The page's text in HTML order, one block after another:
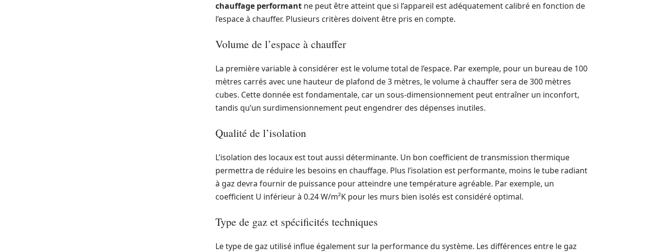
chauffage performant ne peut être atteint que si l’appareil est adéquatement calibré en fonction de
l’espace à chauffer. Plusieurs critères doivent être pris en compte.
Volume de l’espace à chauffer
La première variable à considérer est le volume total de l’espace. Par exemple, pour un bureau de 100
mètres carrés avec une hauteur de plafond de 3 mètres, le volume à chauffer sera de 300 mètres
cubes. Cette donnée est fondamentale, car un sous-dimensionnement peut entraîner un inconfort,
tandis qu’un surdimensionnement peut engendrer des dépenses inutiles.
Qualité de l’isolation
L’isolation des locaux est tout aussi déterminante. Un bon coefficient de transmission thermique
permettra de réduire les besoins en chauffage. Plus l’isolation est performante, moins le tube radiant
à gaz devra fournir de puissance pour atteindre une température agréable. Par exemple, un
coefficient U inférieur à 0.24 W/m²K pour les murs bien isolés est considéré optimal.
Type de gaz et spécificités techniques
Le type de gaz utilisé influe également sur la performance du système. Les différences entre le gaz